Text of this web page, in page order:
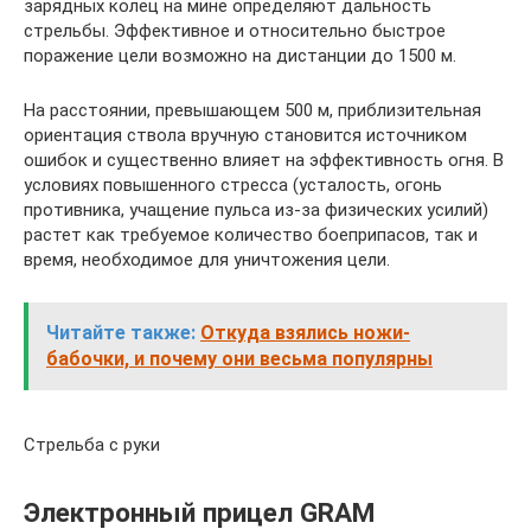
зарядных колец на мине определяют дальность
стрельбы. Эффективное и относительно быстрое
поражение цели возможно на дистанции до 1500 м.
На расстоянии, превышающем 500 м, приблизительная
ориентация ствола вручную становится источником
ошибок и существенно влияет на эффективность огня. В
условиях повышенного стресса (усталость, огонь
противника, учащение пульса из-за физических усилий)
растет как требуемое количество боеприпасов, так и
время, необходимое для уничтожения цели.
Читайте также: Откуда взялись ножи-
бабочки, и почему они весьма популярны
Стрельба с руки
Электронный прицел GRAM